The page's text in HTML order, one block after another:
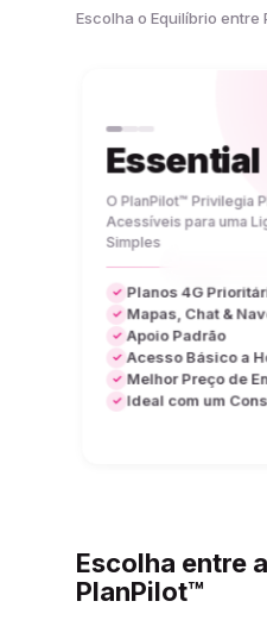
Escolha o Equilíbrio
Essential
O PlanPilot™ Privilegia
Acessíveis para uma
Simples
✓ Planos 4G
✓ Mapas, Chat &
✓ Apoio Padrão
✓ Acesso Básico a
✓ Melhor Preço de
✓ Ideal com um
Escolha entre
PlanPilot™